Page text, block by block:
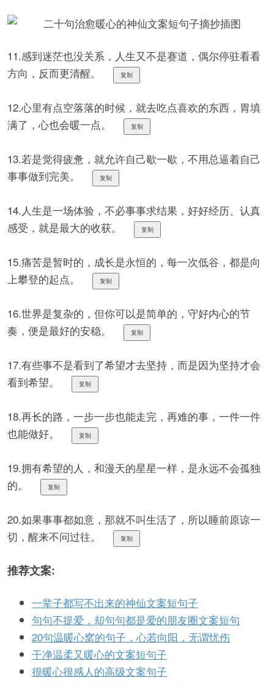
11.感到迷茫也没关系，人生又不是赛道，偶尔停驻看看
方向，反而更清醒。
复制
12.心里有点空落落的时候，就去吃点喜欢的东西，胃填
满了，心也会暖一点。
复制
13.若是觉得疲惫，就允许自己歇一歇，不用总逼着自己
事事做到完美。
复制
14.人生是一场体验，不必事事求结果，好好经历、认真
感受，就是最大的收获。
复制
15.痛苦是暂时的，成长是永恒的，每一次低谷，都是向
上攀登的起点。
复制
16.世界是复杂的，但你可以是简单的，守好内心的节
奏，便是最好的安稳。
复制
17.有些事不是看到了希望才去坚持，而是因为坚持才会
看到希望。
复制
18.再长的路，一步一步也能走完，再难的事，一件一件
也能做好。
复制
19.拥有希望的人，和漫天的星星一样，是永远不会孤独
的。
复制
20.如果事事都如意，那就不叫生活了，所以睡前原谅一
切，醒来不问过往。
复制
推荐文案:
一辈子都写不出来的神仙文案短句子
句句不提爱，却句句都是爱的朋友圈文案短句
20句温暖心窝的句子，心若向阳，无谓忧伤
干净温柔又暖心的文案短句子
很暖心很感人的高级文案句子